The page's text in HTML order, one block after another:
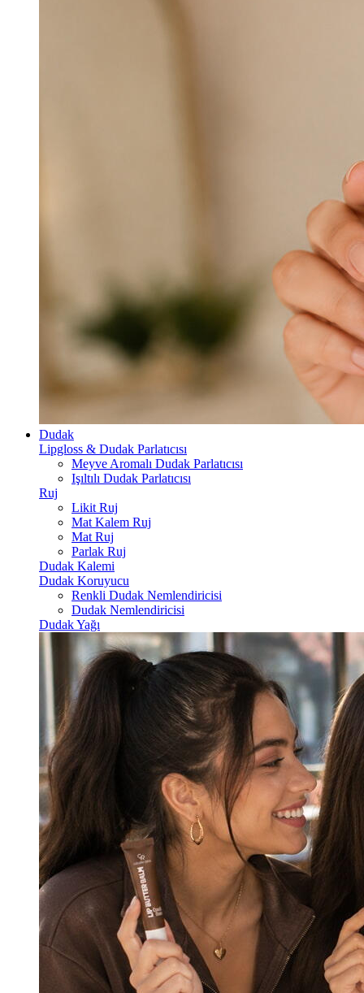
Dudak
Lipgloss & Dudak Parlatıcısı
Meyve Aromalı Dudak Parlatıcısı
Işıltılı Dudak Parlatıcısı
Ruj
Likit Ruj
Mat Kalem Ruj
Mat Ruj
Parlak Ruj
Dudak Kalemi
Dudak Koruyucu
Renkli Dudak Nemlendiricisi
Dudak Nemlendiricisi
Dudak Yağı